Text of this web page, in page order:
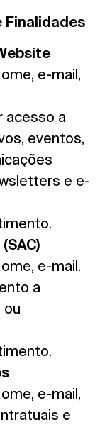
Finalidades
e-mail,
acesso a
eventos,
e e-
e-mail.
a
ou
e-mail,
e